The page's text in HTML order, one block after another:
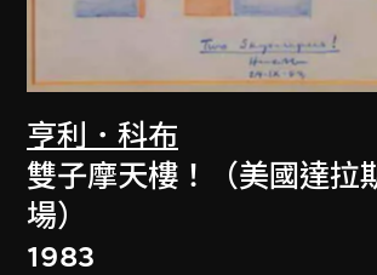
亨利．科布
雙子摩天樓！（美國達拉
場）
1983